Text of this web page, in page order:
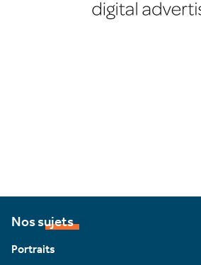
Nos sujets
Portraits